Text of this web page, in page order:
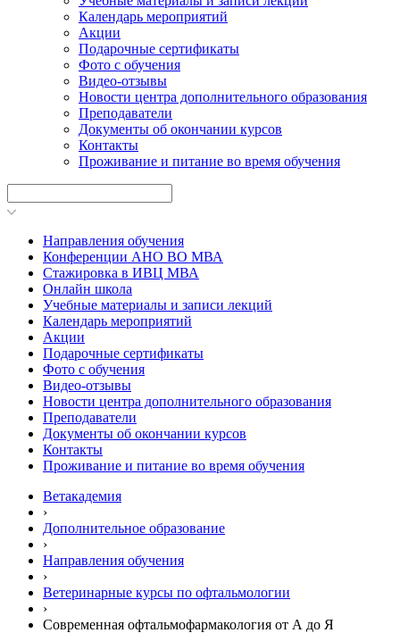
Календарь мероприятий
Акции
Подарочные сертификаты
Фото с обучения
Видео-отзывы
Новости центра дополнительного образования
Преподаватели
Документы об окончании курсов
Контакты
Проживание и питание во время обучения
Направления обучения
Конференции АНО ВО МВА
Стажировка в ИВЦ МВА
Онлайн школа
Учебные материалы и записи лекций
Календарь мероприятий
Акции
Подарочные сертификаты
Фото с обучения
Видео-отзывы
Новости центра дополнительного образования
Преподаватели
Документы об окончании курсов
Контакты
Проживание и питание во время обучения
Ветакадемия
›
Дополнительное образование
›
Направления обучения
›
Ветеринарные курсы по офтальмологии
›
Современная офтальмофармакология от А до Я